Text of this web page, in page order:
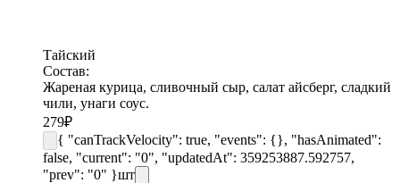
Тайский
Состав:
Жареная курица, сливочный сыр, салат айсберг, сладкий
чили, унаги соус.
279₽
{ "canTrackVelocity": true, "events": {}, "hasAnimated":
false, "current": "0", "updatedAt": 359253887.592757,
"prev": "0" }шт